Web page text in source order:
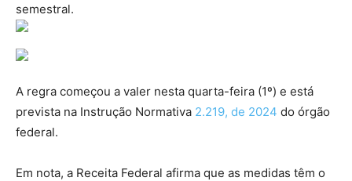
semestral.
A regra começou a valer nesta quarta-feira (1º) e está
prevista na Instrução Normativa 2.219, de 2024 do órgão
federal.
Em nota, a Receita Federal afirma que as medidas têm o